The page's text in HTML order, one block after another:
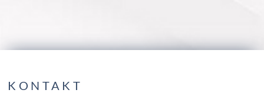
KONTAKT